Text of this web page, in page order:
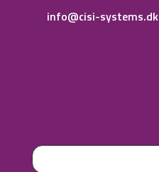
info@cisi-systems.dk